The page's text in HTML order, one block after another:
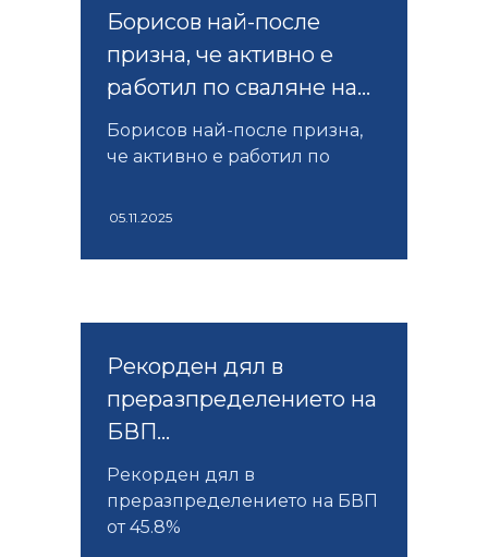
Борисов най-после
призна, че активно е
работил по сваляне на...
Борисов най-после призна,
че активно е работил по
05.11.2025
Рекорден дял в
преразпределението на
БВП...
Рекорден дял в
преразпределението на БВП
от 45.8%